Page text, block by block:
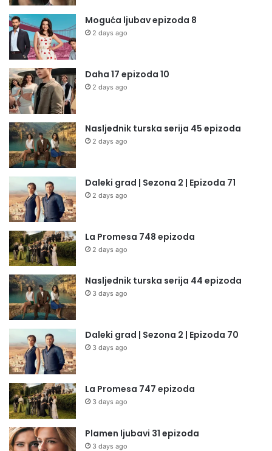
Moguća ljubav epizoda 8
2 days ago
Daha 17 epizoda 10
2 days ago
Nasljednik turska serija 45 epizoda
2 days ago
Daleki grad | Sezona 2 | Epizoda 71
2 days ago
La Promesa 748 epizoda
2 days ago
Nasljednik turska serija 44 epizoda
3 days ago
Daleki grad | Sezona 2 | Epizoda 70
3 days ago
La Promesa 747 epizoda
3 days ago
Plamen ljubavi 31 epizoda
3 days ago